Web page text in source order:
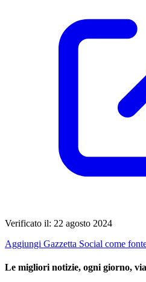
Verificato il: 22 agosto 2024
Aggiungi Gazzetta Social come
Le migliori notizie, ogni giorno,